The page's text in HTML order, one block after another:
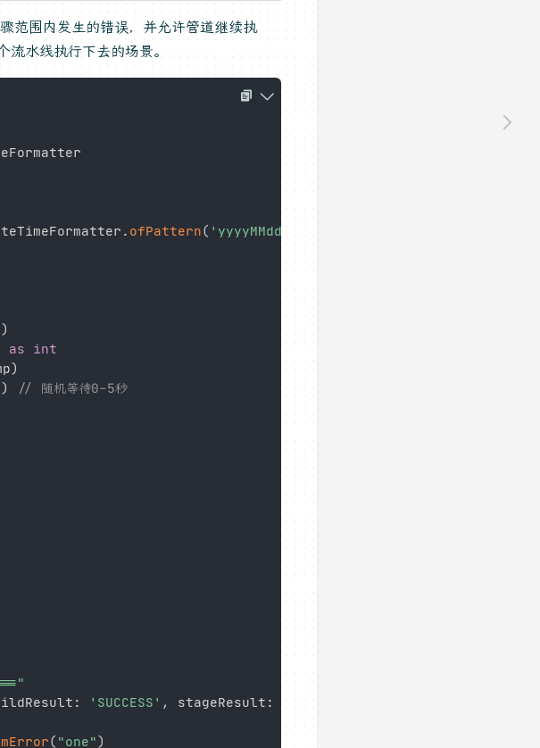
围内发生的错误，并允许管道继续执
水线执行下去的场景。
. ofPattern( 'yyyyMMddHHmmss'
)
as
int
)
)
// 随机等待0-5秒
: 'SUCCESS' , stageResult :
( "one")